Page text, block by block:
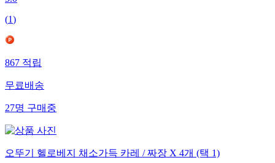
5.0
(1)
867적립
무료배송
27명구매중
오뚜기 헬로베지 채소가득 카레 / 짜장 X 4개 (택 1)